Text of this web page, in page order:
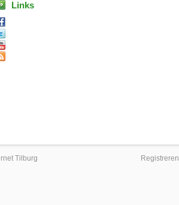
Links
Tilburg Registreren